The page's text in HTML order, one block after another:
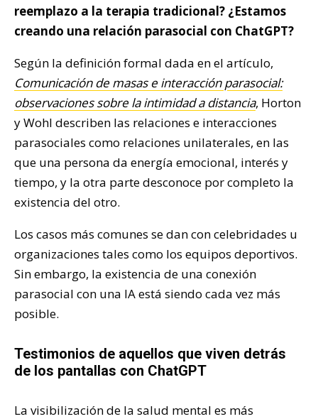
reemplazo a la terapia tradicional? ¿Estamos
creando una relación parasocial con ChatGPT?
Según la definición formal dada en el artículo,
Comunicación de masas e interacción parasocial:
observaciones sobre la intimidad a distancia, Horton
y Wohl describen las relaciones e interacciones
parasociales como relaciones unilaterales, en las
que una persona da energía emocional, interés y
tiempo, y la otra parte desconoce por completo la
existencia del otro.
Los casos más comunes se dan con celebridades u
organizaciones tales como los equipos deportivos.
Sin embargo, la existencia de una conexión
parasocial con una IA está siendo cada vez más
posible.
Testimonios de aquellos que viven detrás
de los pantallas con ChatGPT
La visibilización de la salud mental es más